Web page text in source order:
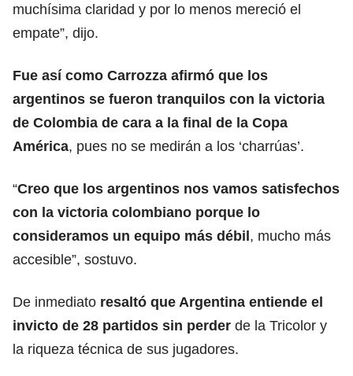
muchísima claridad y por lo menos mereció el
empate”, dijo.
Fue así como Carrozza afirmó que los
argentinos se fueron tranquilos con la victoria
de Colombia de cara a la final de la Copa
América, pues no se medirán a los ‘charrúas’.
“Creo que los argentinos nos vamos satisfechos
con la victoria colombiano porque lo
consideramos un equipo más débil, mucho más
accesible”, sostuvo.
De inmediato resaltó que Argentina entiende el
invicto de 28 partidos sin perder de la Tricolor y
la riqueza técnica de sus jugadores.